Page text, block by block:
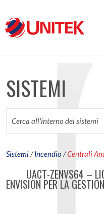
SISTEMI
Sistemi/Incendio /Centrali
UACT-ZENVS64 –
ENVISION PER LA